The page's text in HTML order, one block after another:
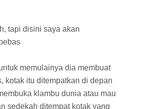
tapi disini saya akan
memulainya dia membuat
kotak itu ditempatkan di depan
klambu dunia atau mau
sedekah ditempat kotak yang